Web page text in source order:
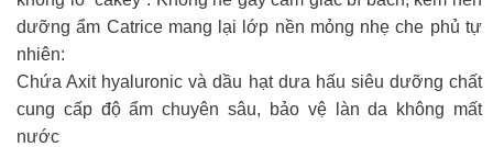
dưỡng ẩm Catrice mang lại lớp nền mỏng nhẹ che phủ tự
nhiên:
Chứa Axit hyaluronic và dầu hạt dưa hấu siêu dưỡng chất
cung cấp độ ẩm chuyên sâu, bảo vệ làn da không mất
nước